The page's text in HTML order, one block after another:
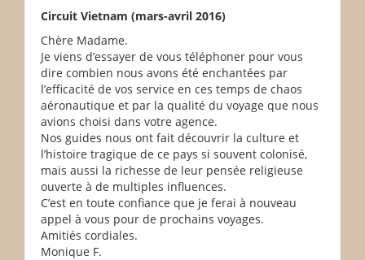
Circuit Vietnam (mars-avril 2016)
Chère Madame.
Je viens d’essayer de vous téléphoner pour vous
dire combien nous avons été enchantées par
l’efficacité de vos service en ces temps de chaos
aéronautique et par la qualité du voyage que nous
avions choisi dans votre agence.
Nos guides nous ont fait découvrir la culture et
l’histoire tragique de ce pays si souvent colonisé,
mais aussi la richesse de leur pensée religieuse
ouverte à de multiples influences.
C’est en toute confiance que je ferai à nouveau
appel à vous pour de prochains voyages.
Amitiés cordiales.
Monique F.